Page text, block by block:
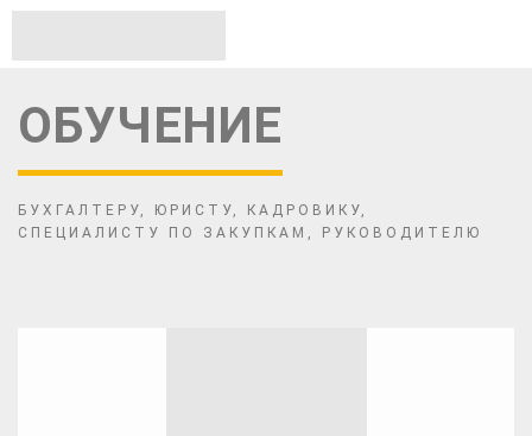
ОБУЧЕНИЕ
БУХГАЛТЕРУ, ЮРИСТУ, КАДРОВИКУ,
СПЕЦИАЛИСТУ ПО ЗАКУПКАМ, РУКОВОДИТЕЛЮ